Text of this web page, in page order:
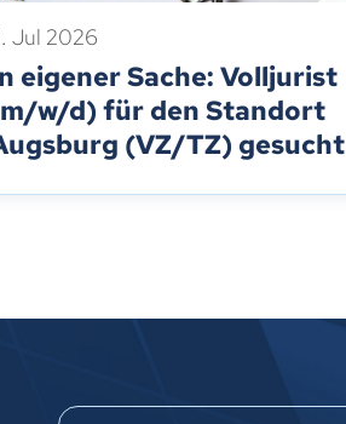
Jul 2026
eigener Sache: Volljurist
w/d) für den Standort
(VZ/TZ) gesucht